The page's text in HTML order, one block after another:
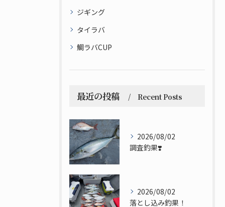
ジギング
タイラバ
鯛ラバCUP
最近の投稿 Recent Posts
2026/08/02
調査釣果❣️
2026/08/02
落とし込み釣果！